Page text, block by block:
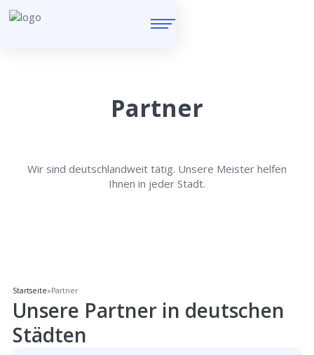
Partner
Wir sind deutschlandweit tätig. Unsere Meister helfen
Ihnen in jeder Stadt.
Startseite»Partner
Unsere Partner in deutschen
Städten